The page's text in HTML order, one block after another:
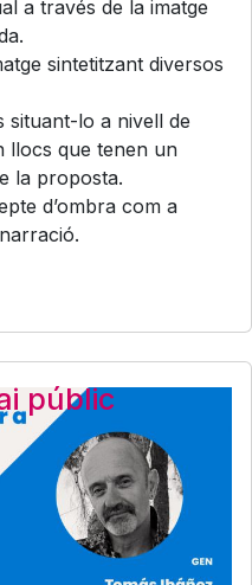
a través de la imatge
sintetitzant diversos
situant-lo a nivell de
llocs que tenen un
la proposta.
d’ombra com a
públic